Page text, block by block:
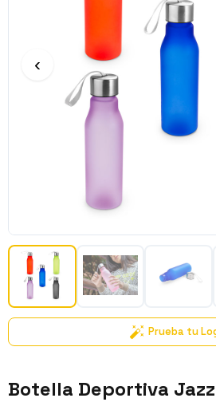
‹
Prueba tu
Botella Deportiva